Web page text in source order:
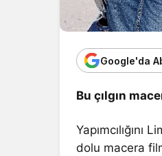
Google'da
Bu çılgın
dolu macera